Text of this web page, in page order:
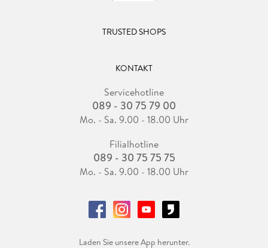
TRUSTED SHOPS
KONTAKT
Servicehotline
089 - 30 75 79 00
Mo. - Sa. 9.00 - 18.00 Uhr
Filialhotline
089 - 30 75 75 75
Mo. - Sa. 9.00 - 18.00 Uhr
Laden Sie unsere App herunter.